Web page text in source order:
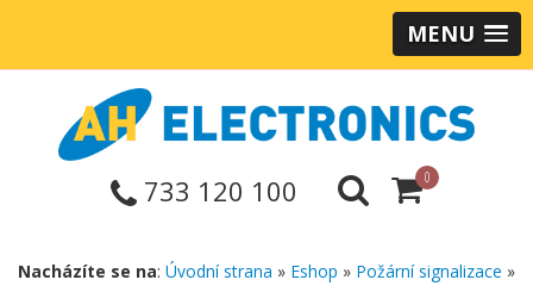
MENU
733 120 100 0
Nacházíte se na: Úvodní strana » Eshop » Požární signalizace »